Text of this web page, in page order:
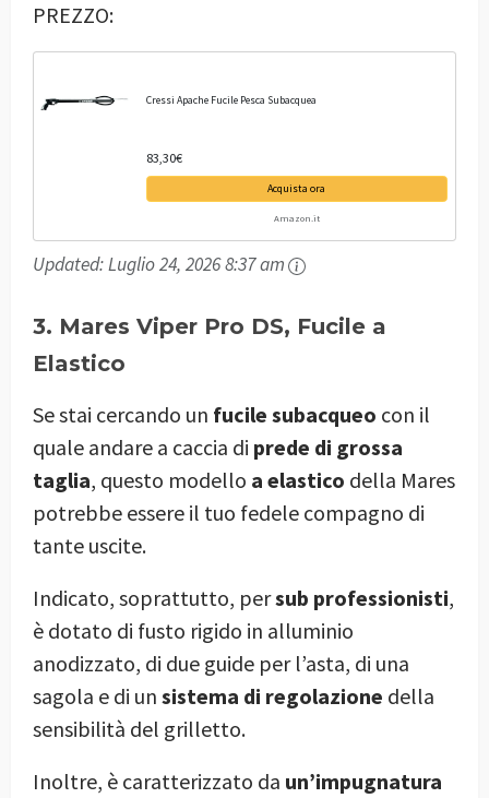
PREZZO:
Cressi Apache Fucile Pesca Subacquea
83,30€
Acquista ora
Amazon.it
Updated:Luglio 24, 2026 8:37 am
3. Mares Viper Pro DS, Fucile a
Elastico
Se stai cercando un fucile subacqueo con il
quale andare a caccia di prede di grossa
taglia, questo modello a elastico della Mares
potrebbe essere il tuo fedele compagno di
tante uscite.
Indicato, soprattutto, persub professionisti,
è dotato di fusto rigido in alluminio
anodizzato, di due guide per l’asta, di una
sagola e di un sistema di regolazione della
sensibilità del grilletto.
Inoltre, è caratterizzato da un’impugnatura